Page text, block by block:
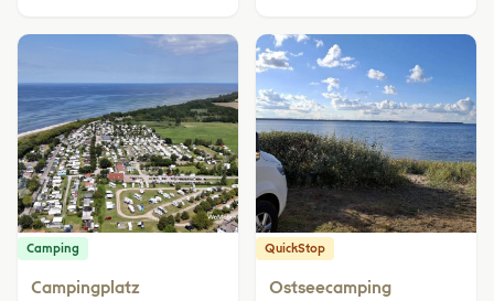
Camping
Campingplatz
QuickStop
Ostseecamping